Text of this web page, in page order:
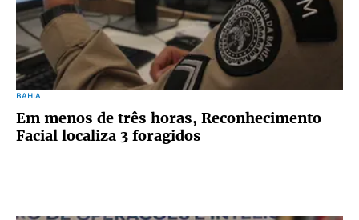
BAHIA
Em menos de três horas, Reconhecimento
Facial localiza 3 foragidos